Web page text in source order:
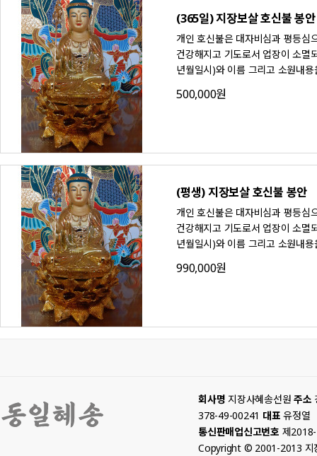
(365일) 지장보살 호신불 봉안
개인 호신불은 대자비심과 평등심
건강해지고 기도로서 업장이 소멸
년월일시)와 이름 그리고 소원내
500,000원
(평생) 지장보살 호신불 봉안
개인 호신불은 대자비심과 평등심
건강해지고 기도로서 업장이 소멸
년월일시)와 이름 그리고 소원내
990,000원
회사명 지장사혜송선원 주소
378-49-00241 대표 유정열
통신판매업신고번호 제
Copyright © 2001-2013 지